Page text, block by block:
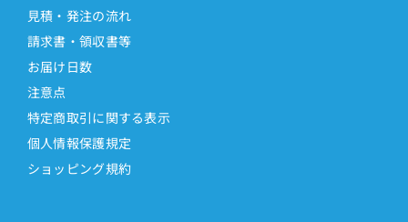
見積・発注の流れ
請求書・領収書等
お届け日数
注意点
特定商取引に関する表示
個人情報保護規定
ショッピング規約